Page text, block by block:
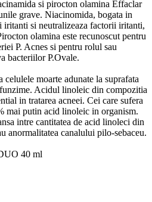
si pirocton olamina Effaclar
grave. Niacinomida, bogata in
si neutralizeaza factorii iritanti,
olamina este recunoscut pentru
P. Acnes si pentru rolul sau
bacteriilor P.Ovale.
moarte adunate la suprafata
Acidul linoleic din compozitia
in tratarea acneei. Cei care sufera
mai putin acid linoleic in organism.
intre cantitatea de acid linoleci din
anormalitatea canalului pilo-sebaceu.
40 ml